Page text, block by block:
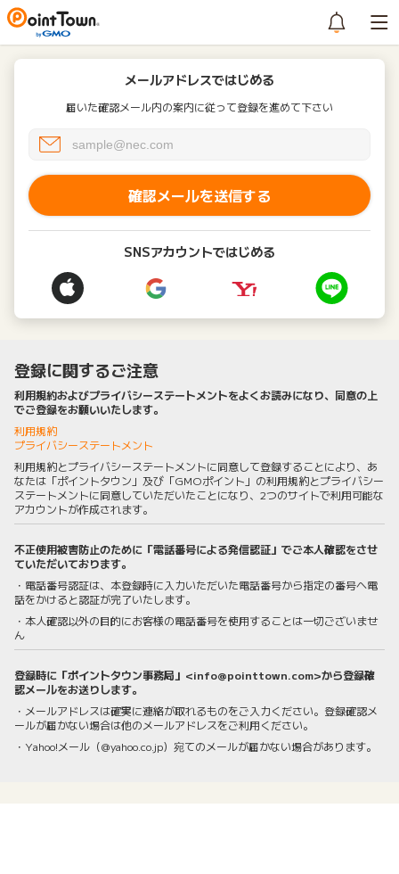
メールアドレスではじめる
届いた確認メール内の案内に従って登録を進めて下さい
確認メールを送信する
SNSアカウントではじめる
登録に関するご注意
利用規約およびプライバシーステートメントをよくお読みになり、同意の上
でご登録をお願いいたします。
利用規約
プライバシーステートメント
利用規約とプライバシーステートメントに同意して登録することにより、あ
なたは「ポイントタウン」及び「GMOポイント」の利用規約とプライバシー
ステートメントに同意していただいたことになり、2つのサイトで利用可能な
アカウントが作成されます。
不正使用被害防止のために「電話番号による発信認証」でご本人確認をさせ
ていただいております。
・電話番号認証は、本登録時に入力いただいた電話番号から指定の番号へ電
話をかけると認証が完了いたします。
・本人確認以外の目的にお客様の電話番号を使用することは一切ございませ
ん
登録時に「ポイントタウン事務局」<info@pointtown.com>から登録確
認メールをお送りします。
・メールアドレスは確実に連絡が取れるものをご入力ください。登録確認メ
ールが届かない場合は他のメールアドレスをご利用ください。
・Yahoo!メール（@yahoo.co.jp）宛てのメールが届かない場合があります。